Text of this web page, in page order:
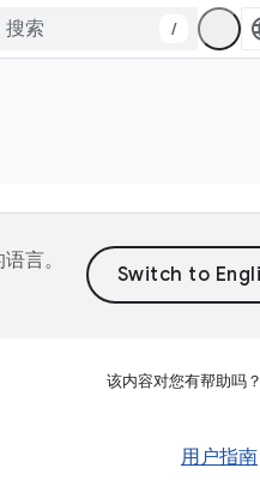
/
言。
该内容对您有帮助吗？
用户指南